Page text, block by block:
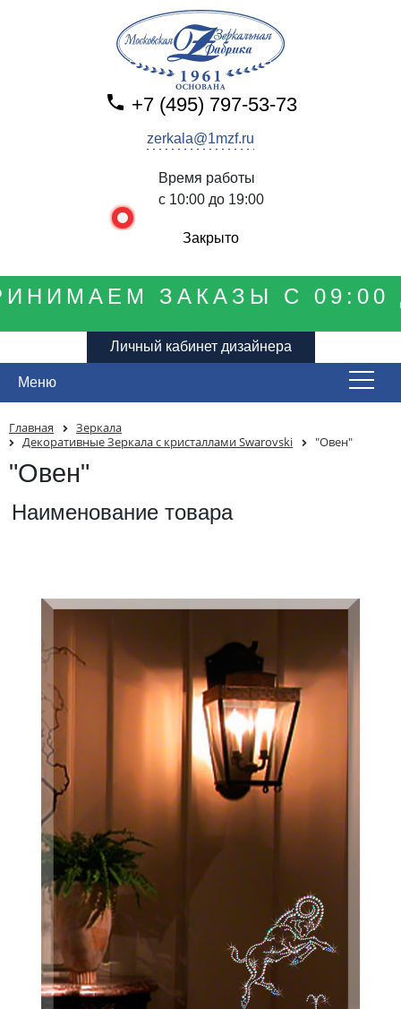
ЗАКАЗЫ С 09:00
Личный кабинет дизайнера
Время работы
с 10:00 до 19:00
Закрыто
+7 (495) 797-53-73
zerkala@1mzf.ru
Меню
Главная
Зеркала
Декоративные Зеркала с кристаллами Swarovski
"Овен"
"Овен"
Наименование товара